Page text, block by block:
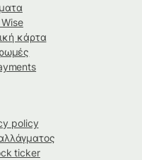
κάρτα
policy
ticker